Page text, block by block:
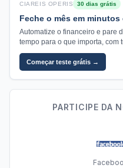
CIAREIS OPERIS 30 dias grátis
Feche o mês em
Automatize o financeiro e pare
tempo para o que importa, com
Começar teste grátis →
PARTICIPE DA